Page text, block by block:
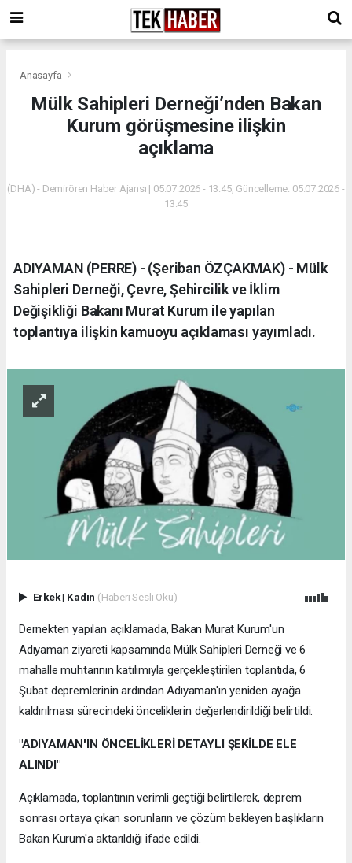
Anasayfa
Mülk Sahipleri Derneği’nden Bakan
Kurum görüşmesine ilişkin
açıklama
(DHA) - Demirören Haber Ajansı | 05.07.2026 - 13:45, Güncelleme: 05.07.2026 -
13:45
ADIYAMAN (PERRE) - (Şeriban ÖZÇAKMAK) - Mülk
Sahipleri Derneği, Çevre, Şehircilik ve İklim
Değişikliği Bakanı Murat Kurum ile yapılan
toplantıya ilişkin kamuoyu açıklaması yayımladı.
Erkek| Kadın (Haberi Sesli Oku)
Dernekten yapılan açıklamada, Bakan Murat Kurum'un
Adıyaman ziyareti kapsamında Mülk Sahipleri Derneği ve 6
mahalle muhtarının katılımıyla gerçekleştirilen toplantıda, 6
Şubat depremlerinin ardından Adıyaman'ın yeniden ayağa
kaldırılması sürecindeki önceliklerin değerlendirildiği belirtildi.
"ADIYAMAN'IN ÖNCELİKLERİ DETAYLI ŞEKİLDE ELE
ALINDI"
Açıklamada, toplantının verimli geçtiği belirtilerek, deprem
sonrası ortaya çıkan sorunların ve çözüm bekleyen başlıkların
Bakan Kurum'a aktarıldığı ifade edildi.